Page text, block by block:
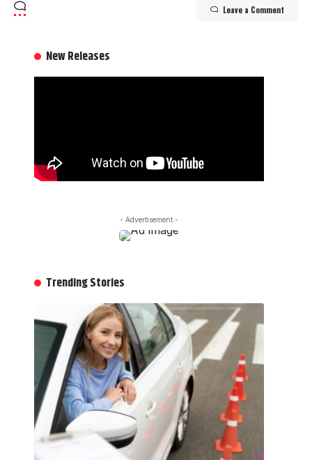
Leave a Comment
New Releases
- Advertisement -
Trending Stories